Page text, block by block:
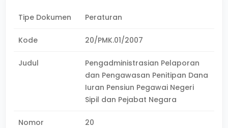
Tipe Dokumen Peraturan
Kode 20/PMK.01/2007
Judul
Pengadministrasian Pelaporan
dan Pengawasan Penitipan Dana
Iuran Pensiun Pegawai Negeri
Sipil dan Pejabat Negara
Nomor 20